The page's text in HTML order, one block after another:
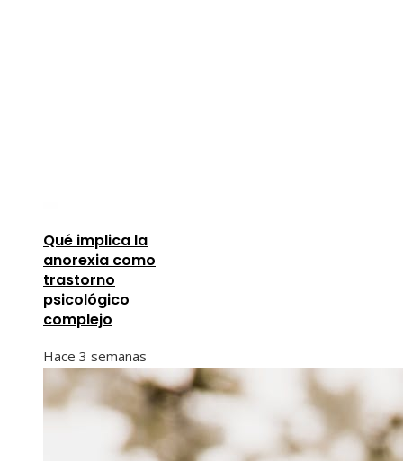
Qué implica la
anorexia como
trastorno
psicológico
complejo
Hace 3 semanas